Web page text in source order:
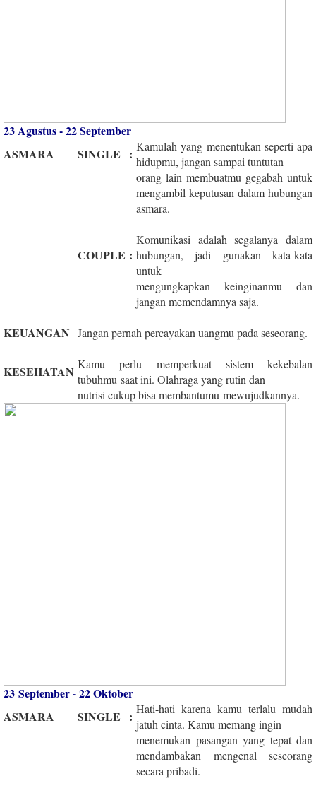
23 Agustus - 22 September
ASMARA
SINGLE : Kamulah yang menentukan seperti apa
hidupmu, jangan sampai tuntutan
orang lain membuatmu gegabah untuk
mengambil keputusan dalam hubungan
asmara.
COUPLE :
Komunikasi adalah segalanya dalam
hubungan, jadi gunakan kata-kata
untuk
mengungkapkan keinginanmu dan
jangan memendamnya saja.
KEUANGAN Jangan pernah percayakan uangmu pada seseorang.
KESEHATAN Kamu perlu memperkuat sistem kekebalan
tubuhmu saat ini. Olahraga yang rutin dan
nutrisi cukup bisa membantumu mewujudkannya.
23 September - 22 Oktober
ASMARA
SINGLE : Hati-hati karena kamu terlalu mudah
jatuh cinta. Kamu memang ingin
menemukan pasangan yang tepat dan
mendambakan mengenal seseorang
secara pribadi.